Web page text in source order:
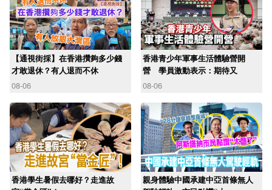
【通視街採】在香港攢夠多少錢
才敢退休？有人退而不休
08-06
香港青少年軍事生活體驗營開
營 學員激動表示：期待又
08-06
香港學生暑假去哪好？走進故
親身體驗中國承建中亞首條無人